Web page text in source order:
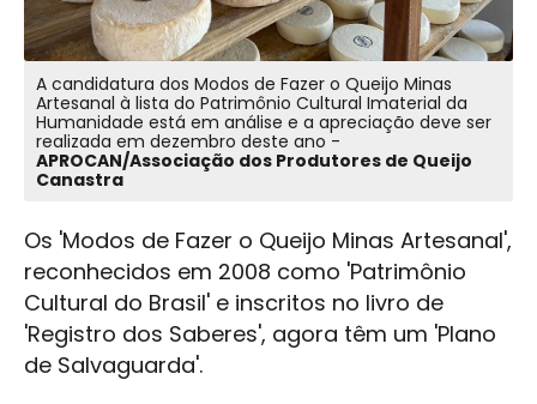
A candidatura dos Modos de Fazer o Queijo Minas
Artesanal à lista do Patrimônio Cultural Imaterial da
Humanidade está em análise e a apreciação deve ser
realizada em dezembro deste ano -
APROCAN/Associação dos Produtores de Queijo
Canastra
Os 'Modos de Fazer o Queijo Minas Artesanal',
reconhecidos em 2008 como 'Patrimônio
Cultural do Brasil' e inscritos no livro de
'Registro dos Saberes', agora têm um 'Plano
de Salvaguarda'.